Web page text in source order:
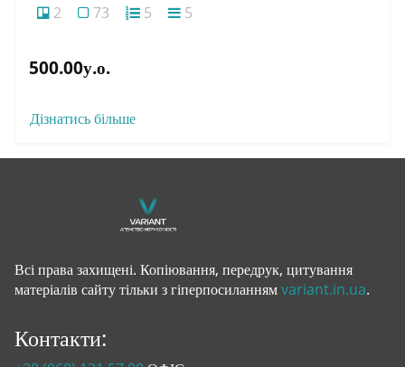
2
73 5 5
500.00у.о.
Дізнатись більше
Всі права захищені. Копіювання, передрук, цитування
матеріалів сайту тільки з гіперпосиланнямvariant.in.ua.
Контакти: